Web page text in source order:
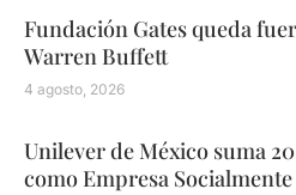
Fundación Gates queda
Warren Buffett
4 agosto, 2026
Unilever de México suma
como Empresa